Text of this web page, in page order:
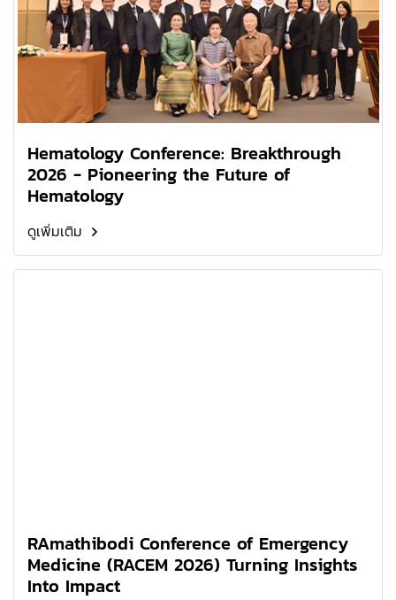
Hematology Conference: Breakthrough
2026 - Pioneering the Future of
Hematology
ดูเพิ่มเติม
RAmathibodi Conference of Emergency
Medicine (RACEM 2026) Turning Insights
Into Impact